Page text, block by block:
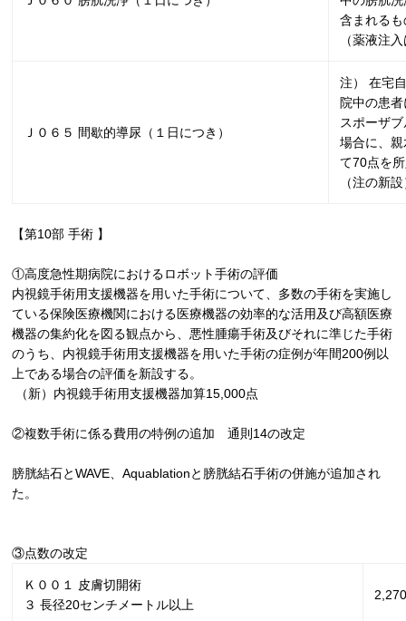
含まれる
（薬液注
Ｊ０６５ 間歇的導尿（１日につき）
注） 在宅
院中の患
スポーザ
場合に、
て70点を
（注の新
【第10部 手術 】
①⾼度急性期病院におけるロボット⼿術の評価
内視鏡⼿術用⽀援機器を用いた⼿術について、多数の⼿術を実施し
ている保険医療機関における医療機器の効率的な活⽤及び⾼額医療
機器の集約化を図る観点から、悪性腫瘍⼿術及びそれに準じた⼿術
のうち、内視鏡⼿術用⽀援機器を用いた⼿術の症例が年間200例以
上である場合の評価を新設する。
（新）内視鏡⼿術用⽀援機器加算15,000点
②複数手術に係る費用の特例の追加 通則 14の改定
膀胱結石とWAVE 、Aquablationと膀胱結石手術の併施が追加され
た。
③点数の改定
Ｋ００１ 皮膚切開術
３ 長径20センチメートル以上